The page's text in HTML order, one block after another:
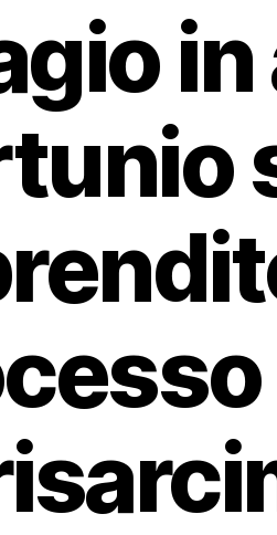
in